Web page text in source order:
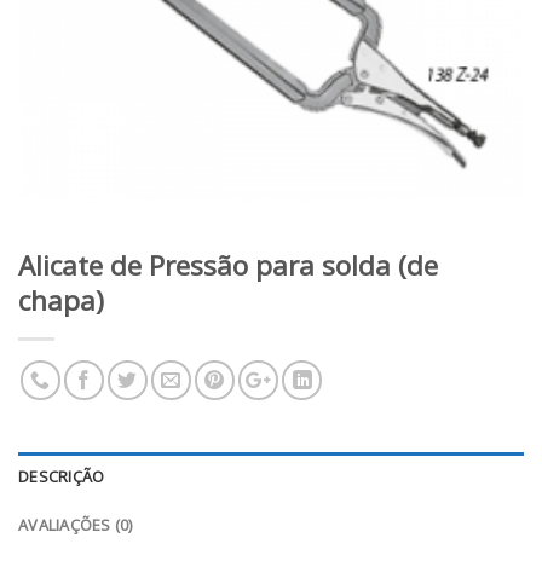
Alicate de Pressão para solda (de
chapa)
DESCRIÇÃO
AVALIAÇÕES (0)